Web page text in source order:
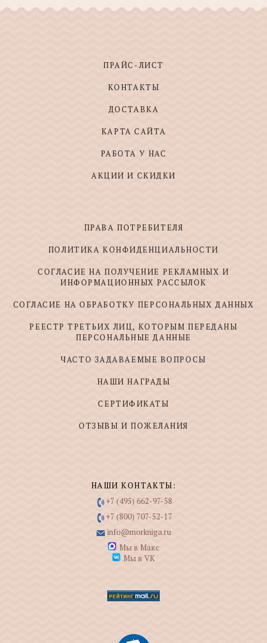
ПРАЙС-ЛИСТ
КОНТАКТЫ
ДОСТАВКА
КАРТА САЙТА
РАБОТА У НАС
АКЦИИ И СКИДКИ
ПРАВА ПОТРЕБИТЕЛЯ
ПОЛИТИКА КОНФИДЕНЦИАЛЬНОСТИ
СОГЛАСИЕ НА ПОЛУЧЕНИЕ РЕКЛАМНЫХ И
ИНФОРМАЦИОННЫХ РАССЫЛОК
СОГЛАСИЕ НА ОБРАБОТКУ ПЕРСОНАЛЬНЫХ ДАННЫХ
РЕЕСТР ТРЕТЬИХ ЛИЦ, КОТОРЫМ ПЕРЕДАНЫ
ПЕРСОНАЛЬНЫЕ ДАННЫЕ
ЧАСТО ЗАДАВАЕМЫЕ ВОПРОСЫ
НАШИ НАГРАДЫ
СЕРТИФИКАТЫ
ОТЗЫВЫ И ПОЖЕЛАНИЯ
НАШИ КОНТАКТЫ:
+7 (495) 662-97-58
+7 (800) 707-52-17
info@morkniga.ru
Мы в Макс
Мы в VK